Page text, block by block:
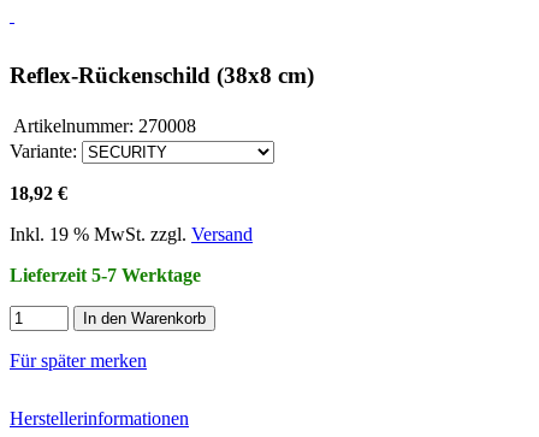
Reflex-Rückenschild (38x8 cm)
Artikelnummer: 270008
Variante:
18,92 €
Inkl. 19 % MwSt. zzgl. Versand
Lieferzeit 5-7 Werktage
In den Warenkorb
Für später merken
Herstellerinformationen